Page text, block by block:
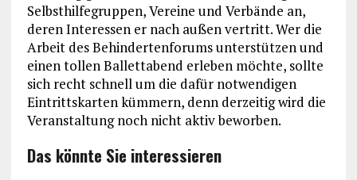
Selbsthilfegruppen, Vereine und Verbände an,
deren Interessen er nach außen vertritt. Wer die
Arbeit des Behindertenforums unterstützen und
einen tollen Ballettabend erleben möchte, sollte
sich recht schnell um die dafür notwendigen
Eintrittskarten kümmern, denn derzeitig wird die
Veranstaltung noch nicht aktiv beworben.
Das könnte Sie interessieren